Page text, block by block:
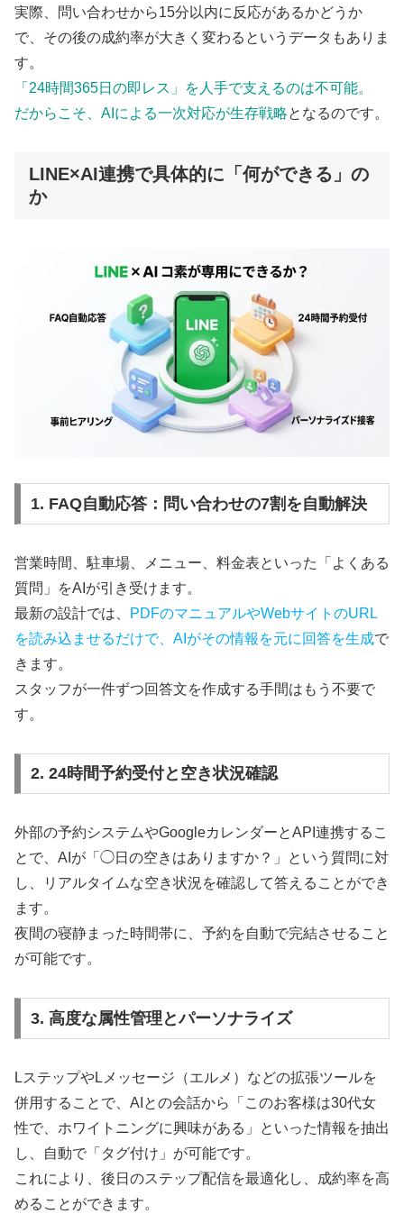
実際、問い合わせから15分以内に反応があるかどうか
で、その後の成約率が大きく変わるというデータもありま
す。
「24時間365日の即レス」を人手で支えるのは不可能。
だからこそ、AIによる一次対応が生存戦略となるのです。
LINE×AI連携で具体的に「何ができる」の
か
1. FAQ自動応答：問い合わせの7割を自動解決
営業時間、駐車場、メニュー、料金表といった「よくある
質問」をAIが引き受けます。
最新の設計では、
PDFのマニュアルやWebサイトのURL
を読み込ませるだけで、AIがその情報を元に回答を生成で
きます。
スタッフが一件ずつ回答文を作成する手間はもう不要で
す。
2. 24時間予約受付と空き状況確認
外部の予約システムやGoogleカレンダーとAPI連携するこ
とで、AIが「◯日の空きはありますか？」という質問に対
し、リアルタイムな空き状況を確認して答えることができ
ます。
夜間の寝静まった時間帯に、予約を自動で完結させること
が可能です。
3. 高度な属性管理とパーソナライズ
LステップやLメッセージ（エルメ）などの拡張ツールを
併用することで、AIとの会話から「このお客様は30代女
性で、ホワイトニングに興味がある」といった情報を抽出
し、自動で「タグ付け」が可能です。
これにより、後日のステップ配信を最適化し、成約率を高
めることができます。